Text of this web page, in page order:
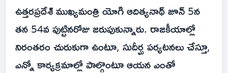
ఉత్తరప్రదేశ్ ముఖ్యమంత్రి యోగి ఆదిత్యనాథ్ జూన్ 5న
తన 54వ పుట్టినరోజు జరుపుకున్నారు. రాజకీయాల్లో
నిరంతరం చురుకుగా ఉంటూ, సుదీర్ఘ పర్యటనలు చేస్తూ,
ఎన్నో కార్యక్రమాల్లో పాల్గొంటూ ఆయన ఎంతో